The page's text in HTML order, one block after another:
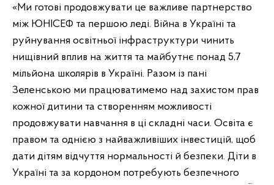
«Ми готові продовжувати це важливе партнерство
між ЮНІСЕФ та першою леді. Війна в Україні та
руйнування освітньої інфраструктури чинить
нищівний вплив на життя та майбутнє понад 5,7
мільйона школярів в Україні. Разом із пані
Зеленською ми працюватимемо над захистом прав
кожної дитини та створенням можливості
продовжувати навчання в ці складні часи. Освіта є
правом та однією з найважливіших інвестицій, щоб
дати дітям відчуття нормальності й безпеки. Діти в
Україні та за кордоном потребують безпечного